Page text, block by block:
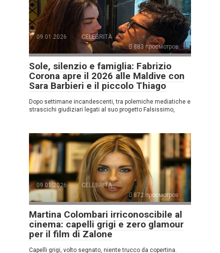
09.01.2026
CELEBRITÀ
883 просмотров
Sole, silenzio e famiglia: Fabrizio
Corona apre il 2026 alle Maldive con
Sara Barbieri e il piccolo Thiago
Dopo settimane incandescenti, tra polemiche mediatiche e
strascichi giudiziari legati al suo progetto Falsissimo,
09.01.2026
CELEBRITÀ
872 просмотров
Martina Colombari irriconoscibile al
cinema: capelli grigi e zero glamour
per il film di Zalone
Capelli grigi, volto segnato, niente trucco da copertina.